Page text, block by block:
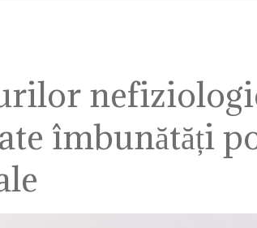
îmbunătăți